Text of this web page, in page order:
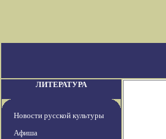
ЛИТЕРАТУРА
Новости русской культуры
Афиша